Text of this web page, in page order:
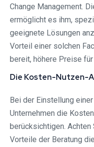
Change Management.
ermöglicht es ihm,
geeignete Lösungen
Vorteil einer solchen
bereit, höhere Preise
Die Kosten-Nutzen-
Bei der Einstellung
Unternehmen die
berücksichtigen.
Vorteile der Beratung